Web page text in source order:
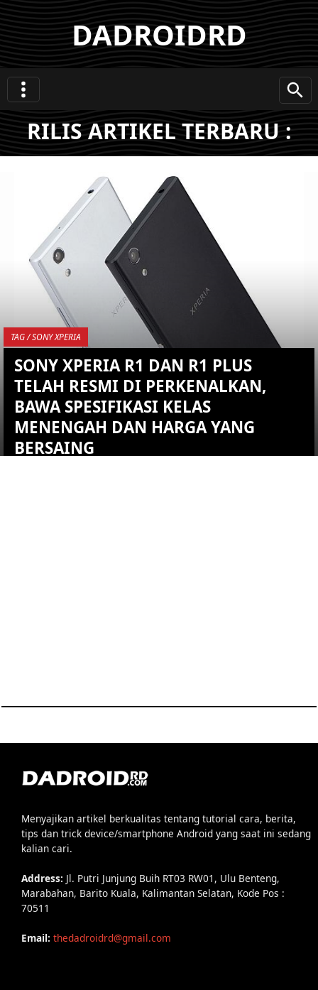
DADROIDRD
RILIS ARTIKEL TERBARU :
TAG / SONY XPERIA
SONY XPERIA R1 DAN R1 PLUS
TELAH RESMI DI PERKENALKAN,
BAWA SPESIFIKASI KELAS
MENENGAH DAN HARGA YANG
BERSAING
Menyajikan artikel berkualitas tentang tutorial cara, berita,
tips dan trick device/smartphone Android yang saat ini sedang
kalian cari.
Address: Jl. Putri Junjung Buih RT03 RW01, Ulu Benteng,
Marabahan, Barito Kuala, Kalimantan Selatan, Kode Pos :
70511
Email: thedadroidrd@gmail.com